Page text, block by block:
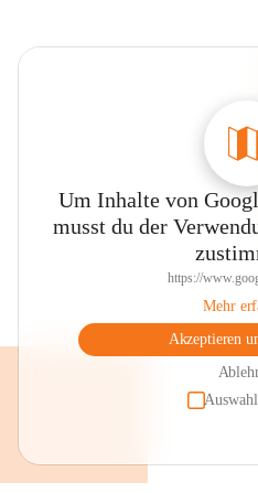
Um Inhalte von
musst du der
https://
Mehr
Akzeptieren